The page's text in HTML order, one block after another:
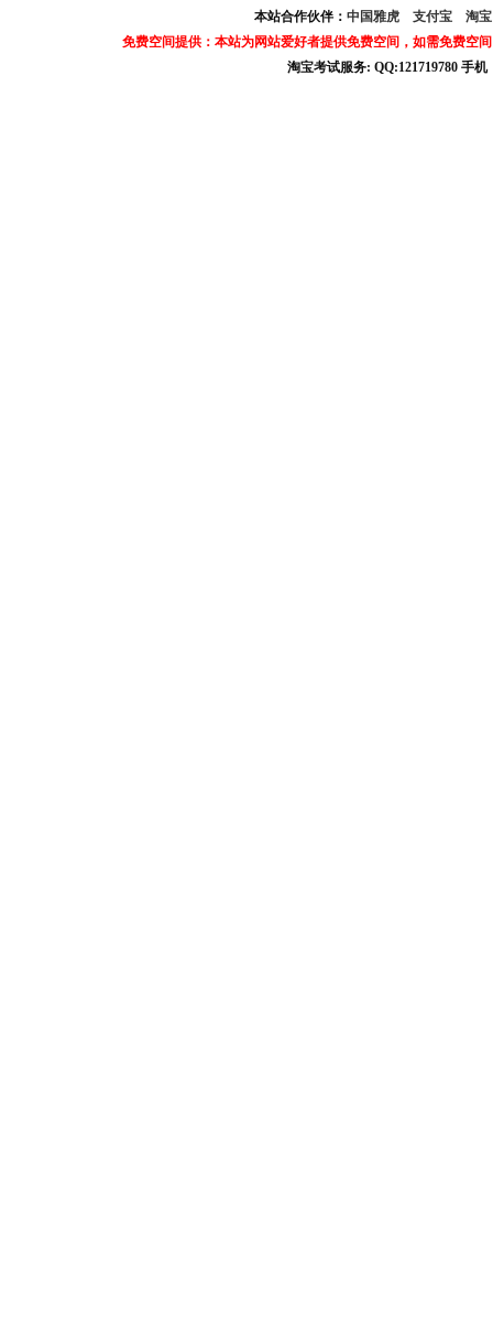
本站合作伙伴： 中国雅虎 支付宝
淘
免费空间提供：本站为网站爱好者提供免费空间，如需免费空
淘宝考试服务: QQ:121719780 手